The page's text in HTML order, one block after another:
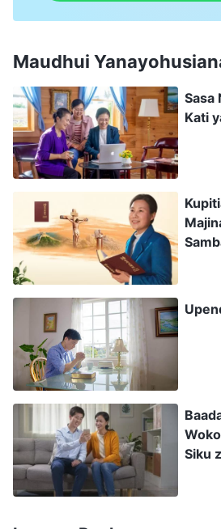
Baada ya muda fulani wa
yetu, nilihisi kweli kwamba
kushughulikia maudhi yangu
kipekee, na kwamba kulikuwa
utambuzi katika kile
mwenyewe kuwa walikuwa
wengine. Nilihisi kuwa mtulivu
amani moyoni mwangu
na ingawa sikuwajua vizuri,
nilikuwa nimeanza
wa karibu kwa sababu ya
uaminifu wao. Nilitaka
yaliyokuwa moyoni wangu.
kufanya mabadiliko fulani
maisha yangu.
Takriban wiki moja baadaye
Maudhui
Sasa
Kati
Siku